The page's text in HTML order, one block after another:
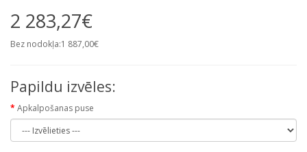
2 283,27€
Bez nodokļa:1 887,00€
Papildu izvēles:
Apkalpošanas puse